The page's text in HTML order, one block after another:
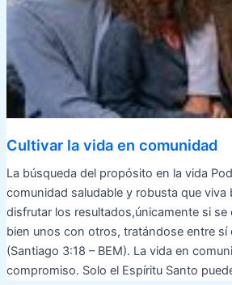
Cultivar la vida en comunidad
La búsqueda del propósito en la vida
comunidad saludable y robusta que viva
disfrutar los resultados,únicamente si se
bien unos con otros, tratándose entre
(Santiago 3:18 – BEM). La vida en
compromiso. Solo el Espíritu Santo